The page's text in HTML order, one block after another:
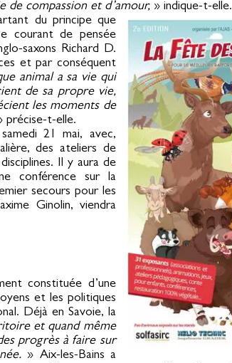
de compassion et d’amour, » indique-t-elle.
du principe que
courant de pensée
saxons Richard D.
et par conséquent
animal a sa vie qui
de sa propre vie,
les moments de
précise-t-elle.
21 mai, avec,
des ateliers de
Il y aura de
conférence sur la
secours pour les
Ginolin, viendra
constituée d’une
et les politiques
Déjà en Savoie, la
et quand même
progrès à faire sur
» Aix-les-Bains a